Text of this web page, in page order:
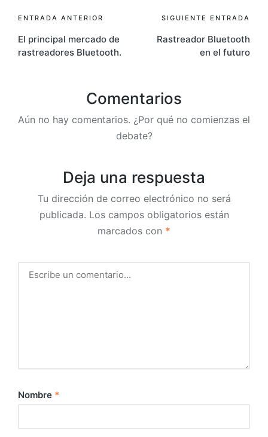
Navegación
de
ENTRADA ANTERIOR
El principal mercado de
rastreadores Bluetooth.
SIGUIENTE ENTRADA
Rastreador Bluetooth
en el futuro
Comentarios
Aún no hay comentarios. ¿Por qué no comienzas el
debate?
Deja una respuesta
Tu dirección de correo electrónico no será
publicada. Los campos obligatorios están
marcados con *
Nombre *